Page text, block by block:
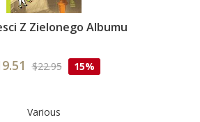
Z Zielonego Albumu
$22.95 15%
Various